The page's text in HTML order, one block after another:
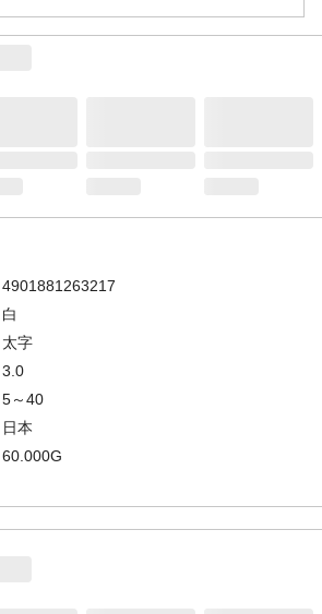
4901881263217
白
太字
3.0
5～40
日本
60.000G
キャップ:ポリアセタール（POM)